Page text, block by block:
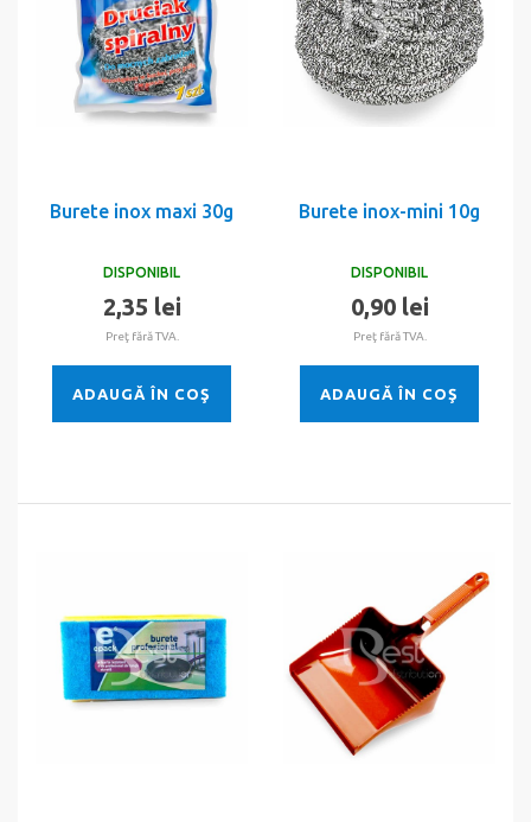
Burete inox maxi 30g
DISPONIBIL
2,35 lei
Preţ fără TVA.
ADAUGĂ ÎN COŞ
Burete inox-mini 10g
DISPONIBIL
0,90 lei
Preţ fără TVA.
ADAUGĂ ÎN COŞ